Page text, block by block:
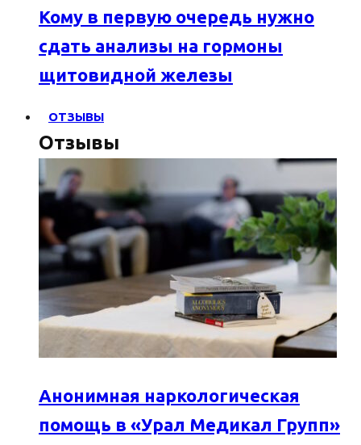
Кому в первую очередь нужно
сдать анализы на гормоны
щитовидной железы
ОТЗЫВЫ
Отзывы
Анонимная наркологическая
помощь в «Урал Медикал Групп»